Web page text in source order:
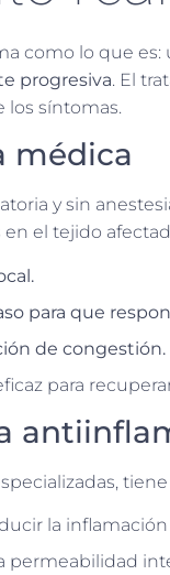
como lo que
progresiva. El
los síntomas.
médica
y sin
el tejido
para que
de congestión.
para
la
permeabilidad